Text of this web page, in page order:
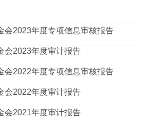
会2023年度专项信息审核报告
会2023年度审计报告
会2022年度专项信息审核报告
会2022年度审计报告
会2021年度审计报告